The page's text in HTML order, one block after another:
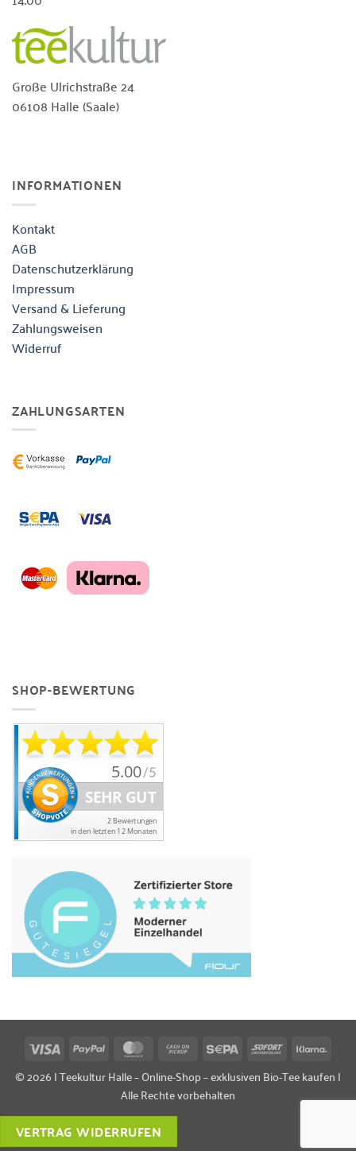
Produktseite
gewählt
Große Ulrichstraße 24
06108 Halle (Saale)
INFORMATIONEN
Kontakt
AGB
Datenschutzerklärung
Impressum
Versand & Lieferung
Zahlungsweisen
Widerruf
ZAHLUNGSARTEN
SHOP-BEWERTUNG
Visa PayPal MasterCard Cash
Pickup
Sepa Sofort
© 2026 | Teekultur Halle – Online-Shop – exklusiven Bio-Tee kaufen |
Alle Rechte vorbehalten
VERTRAG WIDERRUFEN